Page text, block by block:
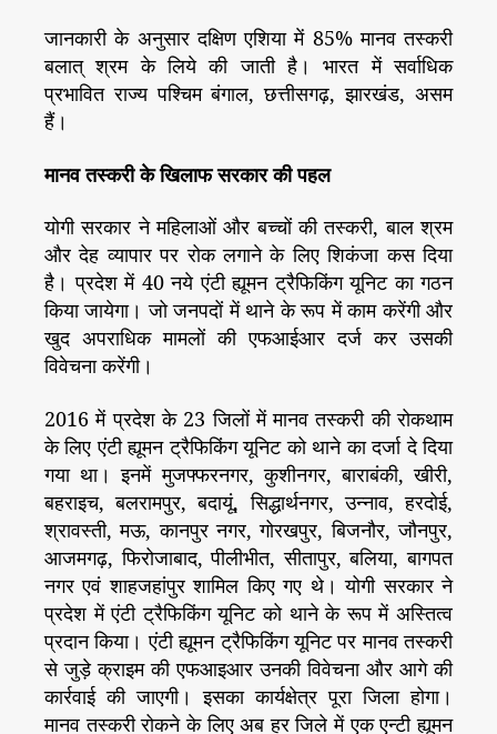
जानकारी के अनुसार दक्षिण एशिया में 85% मानव तस्करी
बलात् श्रम के लिये की जाती है। भारत में सर्वाधिक
प्रभावित राज्य पश्चिम बंगाल, छत्तीसगढ़, झारखंड, असम
हैं।
मानव तस्करी के खिलाफ सरकार की पहल
योगी सरकार ने महिलाओं और बच्चों की तस्करी, बाल श्रम
और देह व्यापार पर रोक लगाने के लिए शिकंजा कस दिया
है। प्रदेश में 40 नये एंटी ह्यूमन ट्रैफिकिंग यूनिट का गठन
किया जायेगा। जो जनपदों में थाने के रूप में काम करेंगी और
खुद अपराधिक मामलों की एफआईआर दर्ज कर उसकी
विवेचना करेंगी।
2016 में प्रदेश के 23 जिलों में मानव तस्करी की रोकथाम
के लिए एंटी ह्यूमन ट्रैफिकिंग यूनिट को थाने का दर्जा दे दिया
गया था। इनमें मुजफ्फरनगर, कुशीनगर, बाराबंकी, खीरी,
बहराइच, बलरामपुर, बदायूं, सिद्धार्थनगर, उन्नाव, हरदोई,
श्रावस्ती, मऊ, कानपुर नगर, गोरखपुर, बिजनौर, जौनपुर,
आजमगढ़, फिरोजाबाद, पीलीभीत, सीतापुर, बलिया, बागपत
नगर एवं शाहजहांपुर शामिल किए गए थे। योगी सरकार ने
प्रदेश में एंटी ट्रैफिकिंग यूनिट को थाने के रूप में अस्तित्व
प्रदान किया। एंटी ह्यूमन ट्रैफिकिंग यूनिट पर मानव तस्करी
से जुड़े क्राइम की एफआइआर उनकी विवेचना और आगे की
कार्रवाई की जाएगी। इसका कार्यक्षेत्र पूरा जिला होगा।
मानव तस्करी रोकने के लिए अब हर जिले में एक एन्टी ह्यूमन